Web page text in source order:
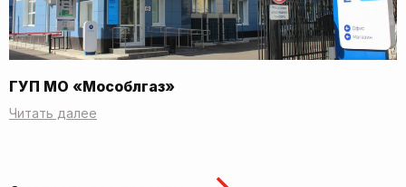
ГУП МО «Мособлгаз»
Читать далее